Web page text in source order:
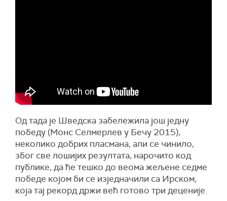
Од тада је Шведска забележила још једну
победу (Монс Селмерлев у Бечу 2015),
неколико добрих пласмана, али се чинило,
због све лошијих резултата, нарочито код
публике, да ће тешко до веома жељене седме
победе којом би се изједначили са Ирском,
која тај рекорд држи већ готово три деценије.